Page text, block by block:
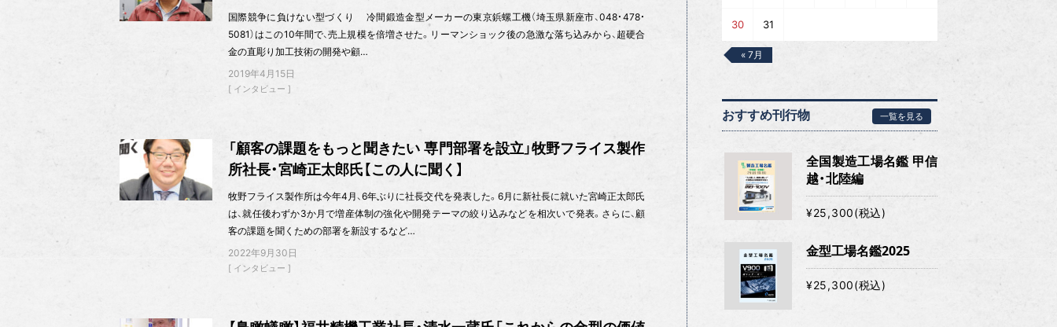
国際競争に負けない型づくり 冷間鍛造金型メーカーの東京鋲螺工機（埼玉県新座市、048・478・
5081）はこの10年間で、売上規模を倍増させた。リーマンショック後の急激な落ち込みから、超硬合
金の直彫り加工技術の開発や顧…
2019年4月15日
インタビュー
「顧客の課題をもっと聞きたい 専門部署を設立」牧野フライス製作
所社長・宮崎正太郎氏【この人に聞く】
牧野フライス製作所は今年4月、6年ぶりに社長交代を発表した。6月に新社長に就いた宮崎正太郎氏
は、就任後わずか3か月で増産体制の強化や開発テーマの絞り込みなどを相次いで発表。さらに、顧
客の課題を聞くための部署を新設するなど…
2022年9月30日
インタビュー
30 31
« 7月
おすすめ刊行物 一覧を見る
全国製造工場名鑑 甲信
越・北陸編
¥25,300(税込)
金型工場名鑑2025
¥25,300(税込)